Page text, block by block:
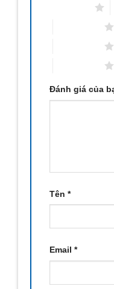
Đánh giá của
Tên *
Email *